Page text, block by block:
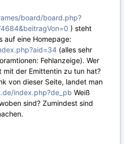
board/board.php?
) steht
auf eine Homepage:
(alles sehr
Fehlanzeige). Wer
mit der Emittentin zu tun hat?
von dieser Seite, landet man
index.php?de_pb Weiß
sind? Zumindest sind